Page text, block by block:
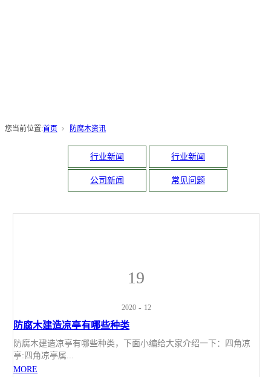
您当前位置:首页 防腐木资讯
行业新闻 行业新闻
公司新闻 常见问题
19
2020 - 12
防腐木建造凉亭有哪些种类
防腐木建造凉亭有哪些种类，下面小编给大家介绍一下：四角凉
亭:四角凉亭属...
MORE